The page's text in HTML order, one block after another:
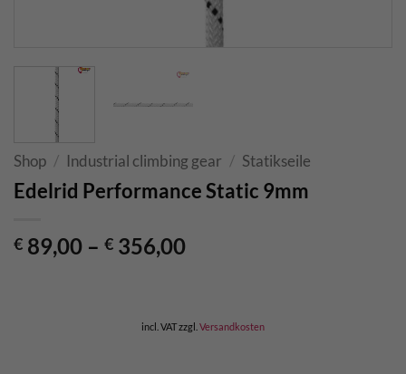
Shop / Industrial climbing gear / Statikseile
Edelrid Performance Static 9mm
€ 89,00 – € 356,00
incl. VATzzgl. Versandkosten